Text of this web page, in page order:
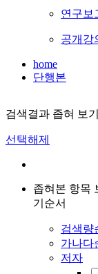
연구보
공개강
home
단행본
검색결과 좁혀 보기
선택해제
좁혀본 항목
기순서
검색량
가나다
저자